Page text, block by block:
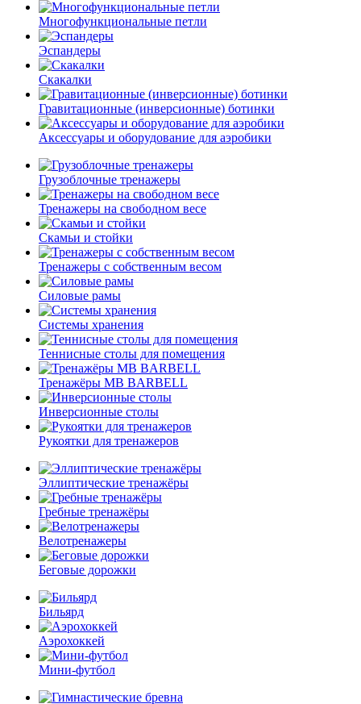
Многофункциональные петли
Эспандеры
Скакалки
Гравитационные (инверсионные) ботинки
Аксессуары и оборудование для аэробики
Грузоблочные тренажеры
Тренажеры на свободном весе
Скамьи и стойки
Тренажеры с собственным весом
Силовые рамы
Системы хранения
Теннисные столы для помещения
Тренажёры MB BARBELL
Инверсионные столы
Рукоятки для тренажеров
Эллиптические тренажёры
Гребные тренажёры
Велотренажеры
Беговые дорожки
Бильярд
Аэрохоккей
Мини-футбол